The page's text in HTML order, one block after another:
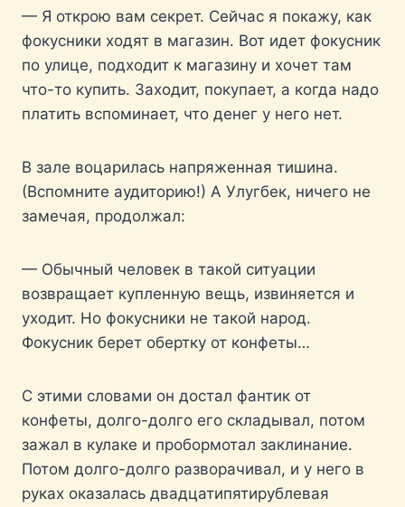
— Я открою вам секрет. Сейчас я покажу, как
фокусники ходят в магазин. Вот идет фокусник
по улице, подходит к магазину и хочет там
что-то купить. Заходит, покупает, а когда надо
платить вспоминает, что денег у него нет.
В зале воцарилась напряженная тишина.
(Вспомните аудиторию!) А Улугбек, ничего не
замечая, продолжал:
— Обычный человек в такой ситуации
возвращает купленную вещь, извиняется и
уходит. Но фокусники не такой народ.
Фокусник берет обертку от конфеты…
С этими словами он достал фантик от
конфеты, долго-долго его складывал, потом
зажал в кулаке и пробормотал заклинание.
Потом долго-долго разворачивал, и у него в
руках оказалась двадцатипятирублевая